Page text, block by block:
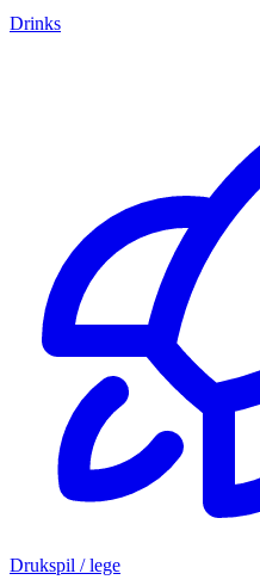
Drinks
Drukspil / lege